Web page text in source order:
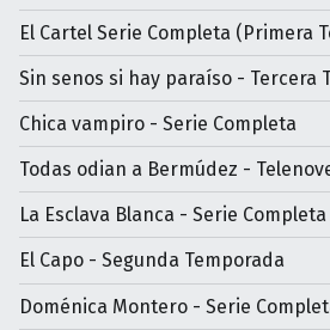
El Cartel Serie Completa (Primera
Sin senos si hay paraíso - Tercera
Chica vampiro - Serie Completa
Todas odian a Bermúdez -
La Esclava Blanca - Serie Completa
El Capo - Segunda Temporada
Doménica Montero - Serie